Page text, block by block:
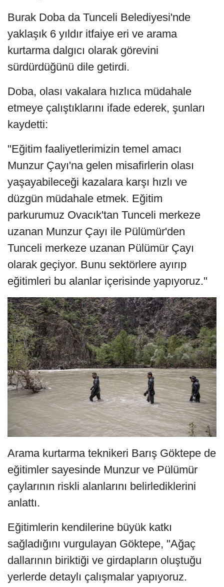
Burak Doba da Tunceli Belediyesi'nde
yaklaşık 6 yıldır itfaiye eri ve arama
kurtarma dalgıcı olarak görevini
sürdürdüğünü dile getirdi.
Doba, olası vakalara hızlıca müdahale
etmeye çalıştıklarını ifade ederek, şunları
kaydetti:
"Eğitim faaliyetlerimizin temel amacı
Munzur Çayı'na gelen misafirlerin olası
yaşayabileceği kazalara karşı hızlı ve
düzgün müdahale etmek. Eğitim
parkurumuz Ovacık'tan Tunceli merkeze
uzanan Munzur Çayı ile Pülümür'den
Tunceli merkeze uzanan Pülümür Çayı
olarak geçiyor. Bunu sektörlere ayırıp
eğitimleri bu alanlar içerisinde yapıyoruz."
Arama kurtarma teknikeri Barış Göktepe de
eğitimler sayesinde Munzur ve Pülümür
çaylarının riskli alanlarını belirlediklerini
anlattı.
Eğitimlerin kendilerine büyük katkı
sağladığını vurgulayan Göktepe, "Ağaç
dallarının biriktiği ve girdapların oluştuğu
yerlerde detaylı çalışmalar yapıyoruz.